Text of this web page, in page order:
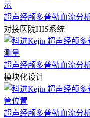
超声经颅多普勒血流分
对接医院HIS系统
超声经颅多普勒血流分
模块化设计
超声经颅多普勒血流分